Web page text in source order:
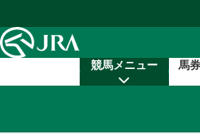
競馬メニュー 馬